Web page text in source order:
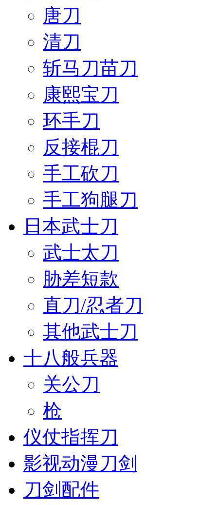
唐刀
清刀
斩马刀苗刀
康熙宝刀
环手刀
反接棍刀
手工砍刀
手工狗腿刀
日本武士刀
武士太刀
胁差短款
直刀/忍者刀
其他武士刀
十八般兵器
关公刀
枪
仪仗指挥刀
影视动漫刀剑
刀剑配件